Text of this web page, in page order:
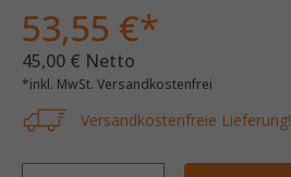
53,55 €*
45,00 € Netto
*inkl. MwSt. Versandkostenfrei
Versandkostenfreie Lieferung!